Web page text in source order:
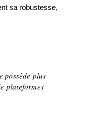
sa robustesse,
possède plus
plateformes